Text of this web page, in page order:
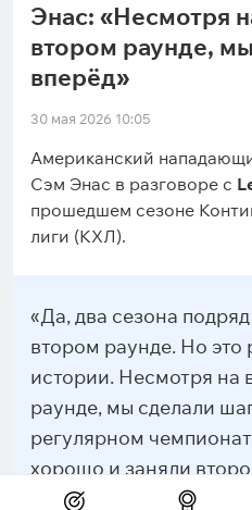
Энас: «Несмотря
втором раунде,
вперёд»
30 мая 2026 10:05
Американский
Сэм Энас в разговоре с
прошедшем сезоне
лиги (КХЛ).
«Да, два сезона
втором раунде. Но это
истории. Несмотря на
раунде, мы сделали
регулярном
хорошо и заняли
раунде всухую